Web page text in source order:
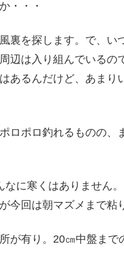
・・・
裏を探します。で、い
辺は入り組んでいるの
あるんだけど、あまり
ロポロ釣れるものの、
に寒くはありません
今回は朝マズメまで粘
が有り。20㎝中盤まで